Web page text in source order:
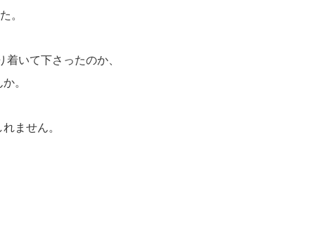
。
いて下さったのか、
。
ません。